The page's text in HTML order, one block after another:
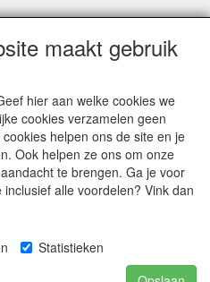
maakt gebruik
hier aan welke cookies we
cookies verzamelen geen
helpen ons de site en je
Ook helpen ze ons om onze
te brengen. Ga je voor
alle voordelen? Vink dan
Statistieken